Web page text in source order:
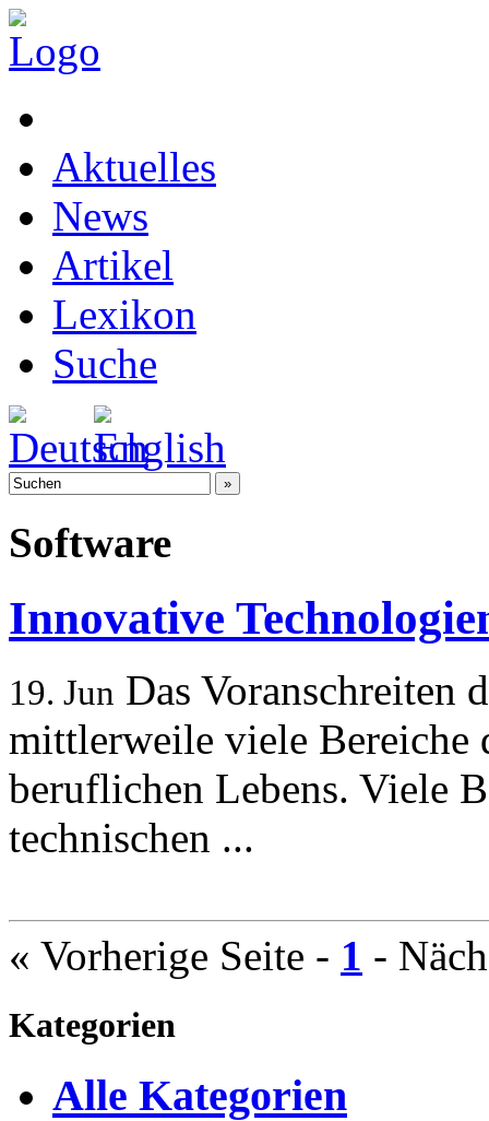
Aktuelles
News
Artikel
Lexikon
Suche
Software
Innovative
19. Jun Das Voranschreiten
mittlerweile viele Bereiche
beruflichen Lebens. Viele
technischen ...
« Vorherige Seite - 1 -
Kategorien
Alle Kategorien